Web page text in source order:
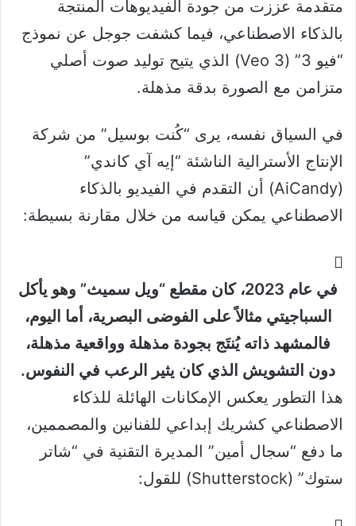
متقدمة عززت من جودة الفيديوهات المنتجة
بالذكاء الاصطناعي، فيما كشفت جوجل عن نموذج
“فيو 3” (Veo 3) الذي يتيح توليد صوت أصلي
متزامن مع الصورة بدقة مذهلة.
في السياق نفسه، يرى “كُنت بوسيل” من شركة
الإنتاج الأسترالية الناشئة “إيه آي كاندي”
(AiCandy) أن التقدم في الفيديو بالذكاء
الاصطناعي يمكن قياسه من خلال مقارنة بسيطة:
في عام 2023، كان مقطع “ويل سميث” وهو يأكل
السباجيتي مثالاً على الفوضى البصرية، أما اليوم،
فالمشهد ذاته يُنتَج بجودة مذهلة وواقعية مذهلة،
دون التشويش الذي كان يثير الرعب في النفوس.
هذا التطور يعكس الإمكانات الهائلة للذكاء
الاصطناعي كشريك إبداعي للفنانين والمصممين،
ما دفع “سجال أمين” المديرة التقنية في “شاتر
ستوك” (Shutterstock) للقول: